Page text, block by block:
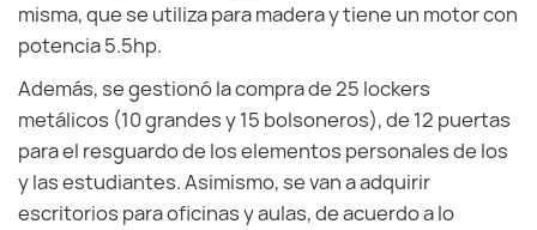
misma, que se utiliza para madera y tiene un motor con
potencia 5.5hp.
Además, se gestionó la compra de 25 lockers
metálicos (10 grandes y 15 bolsoneros), de 12 puertas
para el resguardo de los elementos personales de los
y las estudiantes. Asimismo, se van a adquirir
escritorios para oficinas y aulas, de acuerdo a lo